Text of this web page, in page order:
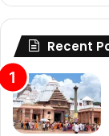
Recent